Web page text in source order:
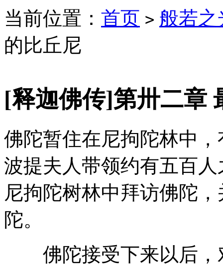
当前位置： 首页 > 般若之
的比丘尼
[释迦佛传]第卅二章
佛陀暂住在尼拘陀林中
波提夫人带领约有五百
尼拘陀树林中拜访佛陀
陀。
佛陀接受下来以后，